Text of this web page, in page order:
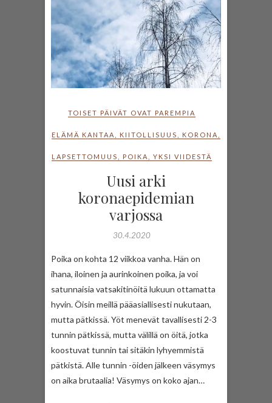
TOISET PÄIVÄT OVAT PAREMPIA
ELÄMÄ KANTAA KIITOLLISUUS KORONA
LAPSETTOMUUS POIKA YKSI VIIDESTÄ
Uusi arki
koronaepidemian
varjossa
30.4.2020
Poika on kohta 12 viikkoa vanha. Hän on
ihana, iloinen ja aurinkoinen poika, ja voi
satunnaisia vatsakitinöitä lukuun ottamatta
hyvin. Öisin meillä pääasiallisesti nukutaan,
mutta pätkissä. Yöt menevät tavallisesti 2-3
tunnin pätkissä, mutta välillä on öitä, jotka
koostuvat tunnin tai sitäkin lyhyemmistä
pätkistä. Alle tunnin -öiden jälkeen väsymys
on aika brutaalia! Väsymys on koko ajan…